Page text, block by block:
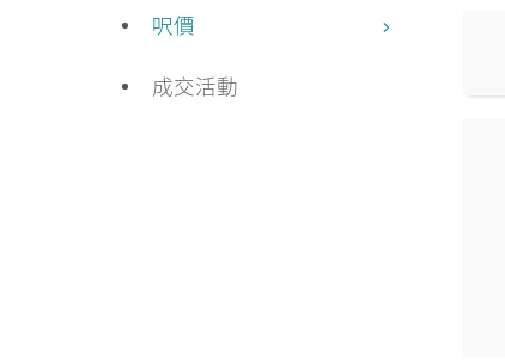
呎價
成交活動